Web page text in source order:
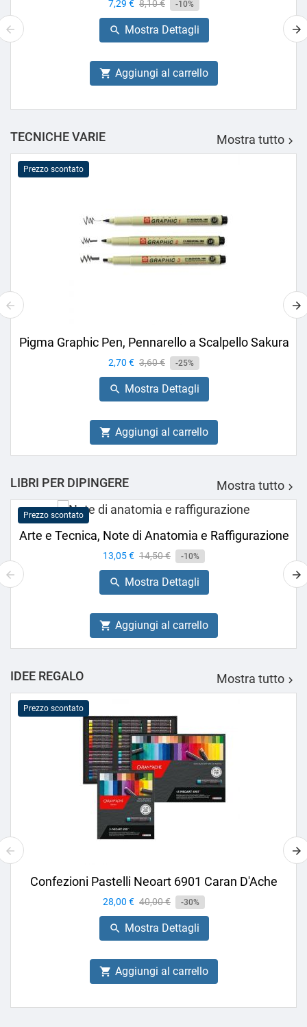
Prezzo
7,29 € Prezzo
base
8,10 € -10%
 Mostra Dettagli
 Aggiungi al carrello
TECNICHE VARIE Mostra tutto 
Prezzo scontato
Pigma Graphic Pen, Pennarello a Scalpello Sakura
Prezzo
2,70 € Prezzo
base
3,60 € -25%
 Mostra Dettagli
 Aggiungi al carrello
LIBRI PER DIPINGERE Mostra tutto 
Prezzo scontato
Arte e Tecnica, Note di Anatomia e Raffigurazione
Prezzo
13,05 € Prezzo
base
14,50 € -10%
 Mostra Dettagli
 Aggiungi al carrello
IDEE REGALO Mostra tutto 
Prezzo scontato
Confezioni Pastelli Neoart 6901 Caran D'Ache
Prezzo
28,00 € Prezzo
base
40,00 € -30%
 Mostra Dettagli
 Aggiungi al carrello